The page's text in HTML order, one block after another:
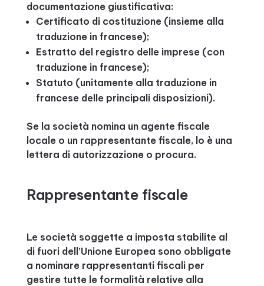
documentazione giustificativa:
Certificato di costituzione (insieme alla
traduzione in francese);
Estratto del registro delle imprese (con
traduzione in francese);
Statuto (unitamente alla traduzione in
francese delle principali disposizioni).
Se la società nomina un agente fiscale
locale o un rappresentante fiscale, lo è una
lettera di autorizzazione o procura.
Rappresentante fiscale
Le società soggette a imposta stabilite al
di fuori dell’Unione Europea sono obbligate
a nominare rappresentanti fiscali per
gestire tutte le formalità relative alla